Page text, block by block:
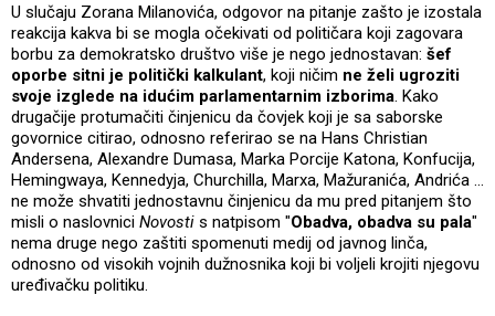
U slučaju Zorana Milanovića, odgovor na pitanje zašto je izostala
reakcija kakva bi se mogla očekivati od političara koji zagovara
borbu za demokratsko društvo više je nego jednostavan: šef
oporbe sitni je politički kalkulant, koji ničim ne želi ugroziti
svoje izglede na idućim parlamentarnim izborima. Kako
drugačije protumačiti činjenicu da čovjek koji je sa saborske
govornice citirao, odnosno referirao se na Hans Christian
Andersena, Alexandre Dumasa, Marka Porcije Katona, Konfucija,
Hemingwaya, Kennedyja, Churchilla, Marxa, Mažuranića, Andrića ...
ne može shvatiti jednostavnu činjenicu da mu pred pitanjem što
misli o naslovnici Novosti s natpisom "Obadva, obadva su pala"
nema druge nego zaštiti spomenuti medij od javnog linča,
odnosno od visokih vojnih dužnosnika koji bi voljeli krojiti njegovu
uređivačku politiku.